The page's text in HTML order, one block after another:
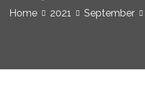
Home 2021 September